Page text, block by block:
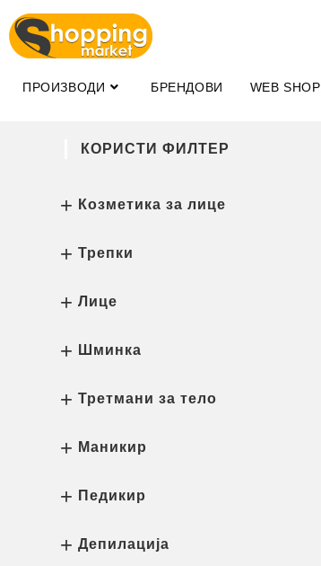
ПРОИЗВОДИ БРЕНДОВИ WEB SHOP
КОРИСТИ ФИЛТЕР
Козметика за лице
Трепки
Лице
Шминка
Третмани за тело
Маникир
Педикир
Депилација